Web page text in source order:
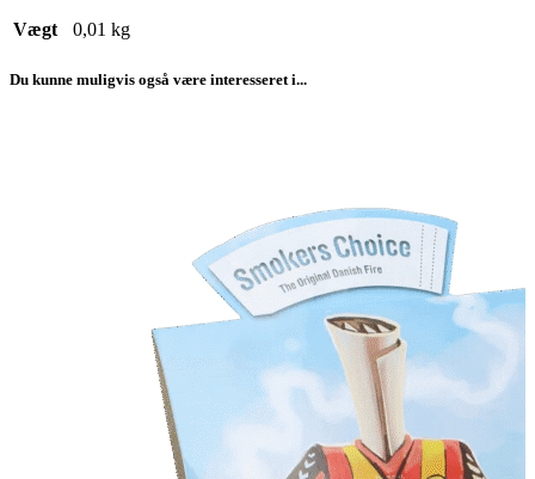
Vægt 0,01 kg
Du kunne muligvis også være interesseret i...